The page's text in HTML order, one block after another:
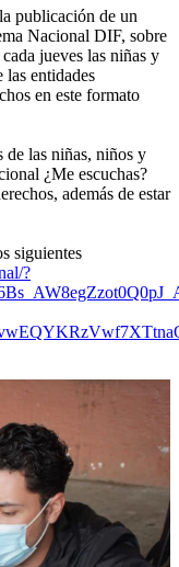
publicación de un
Nacional DIF, sobre
jueves las niñas y
las entidades
en este formato
de las niñas, niños y
¿Me escuchas?
además de estar
siguientes
?